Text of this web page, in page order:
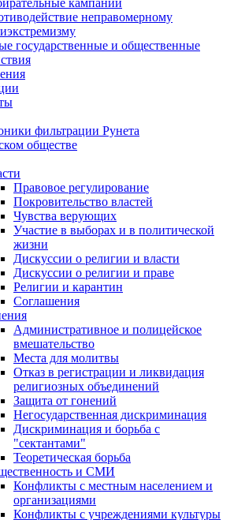
кампании
неправомерному
государственные и общественные
фильтрации Рунета
обществе
Правовое регулирование
Покровительство властей
Чувства верующих
Участие в выборах и в политической
жизни
Дискуссии о религии и власти
Дискуссии о религии и праве
Религии и карантин
Соглашения
Административное и полицейское
вмешательство
Места для молитвы
Отказ в регистрации и ликвидация
религиозных объединений
Защита от гонений
Негосударственная дискриминация
Дискриминация и борьба с
"сектантами"
Теоретическая борьба
и СМИ
Конфликты с местным населением и
организациями
Конфликты с учреждениями культуры